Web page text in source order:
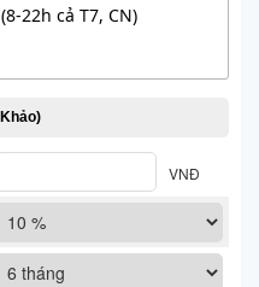
(8-22h cả T7, CN)